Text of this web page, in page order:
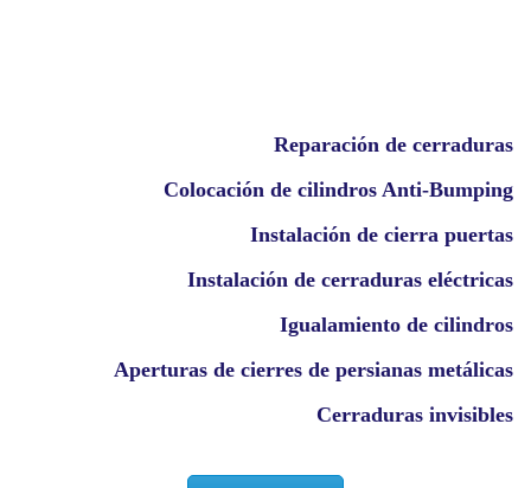
Reparación de cerraduras
Colocación de cilindros Anti-Bumping
Instalación de cierra puertas
Instalación de cerraduras eléctricas
Igualamiento de cilindros
Aperturas de cierres de persianas metálicas
Cerraduras invisibles